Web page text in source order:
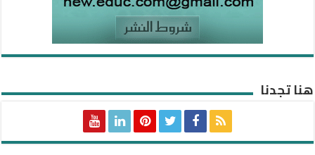
هنا تجدنا